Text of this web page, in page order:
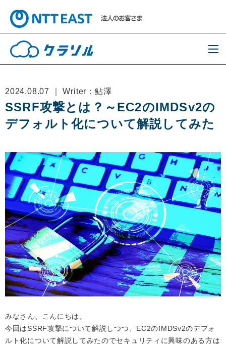
2024.08.07 ｜ Writer：鮎澤
SSRF攻撃とは？～EC2のIMDSv2の
デフォルト化について解説してみた
みなさん、こんにちは。
今回はSSRF攻撃について解説しつつ、EC2のIMDSv2のデフォ
ルト化について解説してみたのでセキュリティに興味のある方は